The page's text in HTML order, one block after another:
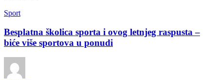
Sport
Besplatna školica sporta i ovog letnjeg raspusta –
biće više sportova u ponudi